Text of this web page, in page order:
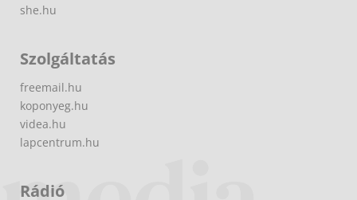
she.hu
Szolgáltatás
freemail.hu
koponyeg.hu
videa.hu
lapcentrum.hu
Rádió